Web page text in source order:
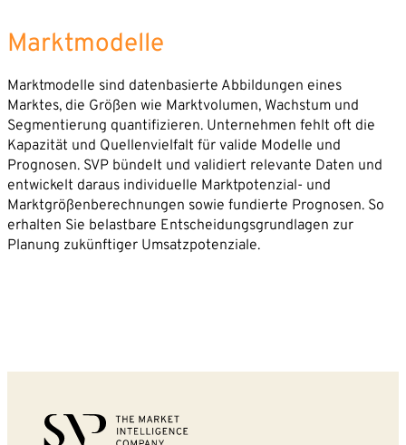
Marktmodelle
Marktmodelle sind datenbasierte Abbildungen eines
Marktes, die Größen wie Marktvolumen, Wachstum und
Segmentierung quantifizieren. Unternehmen fehlt oft die
Kapazität und Quellenvielfalt für valide Modelle und
Prognosen. SVP bündelt und validiert relevante Daten und
entwickelt daraus individuelle Marktpotenzial- und
Marktgrößenberechnungen sowie fundierte Prognosen. So
erhalten Sie belastbare Entscheidungsgrundlagen zur
Planung zukünftiger Umsatzpotenziale.